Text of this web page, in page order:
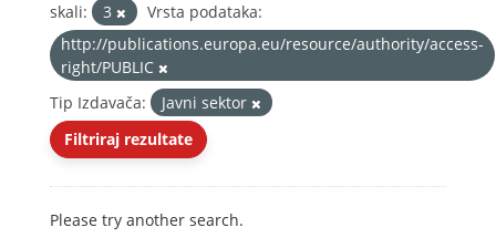
skali:
3
Vrsta podataka:
http://publications.europa.eu/resource/authority/access-
right/PUBLIC
Tip Izdavača:
Javni sektor
Filtriraj rezultate
Please try another search.